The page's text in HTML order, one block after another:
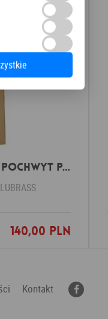
Klamka THEO POCHWYT patyna
140,00 PLN
ulubionych
Kontakt